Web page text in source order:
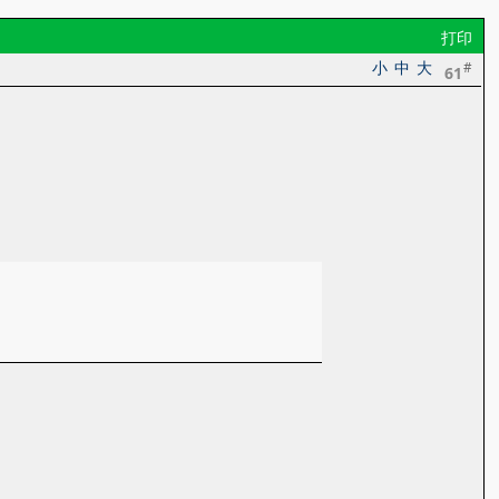
打印
61 #
大
中
小